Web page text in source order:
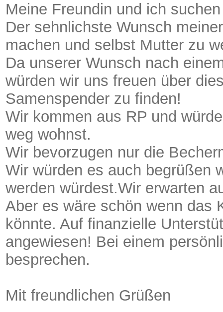
Meine Freundin und ich
Der sehnlichste Wunsch
machen und selbst Mutter zu
Da unserer Wunsch nach
würden wir uns freuen über
Samenspender zu finden!
Wir kommen aus RP und
weg wohnst.
Wir bevorzugen nur die
Wir würden es auch begrüßen
werden würdest.Wir erwarten
Aber es wäre schön wenn das
könnte. Auf finanzielle
angewiesen! Bei einem
besprechen.
Mit freundlichen Grüßen